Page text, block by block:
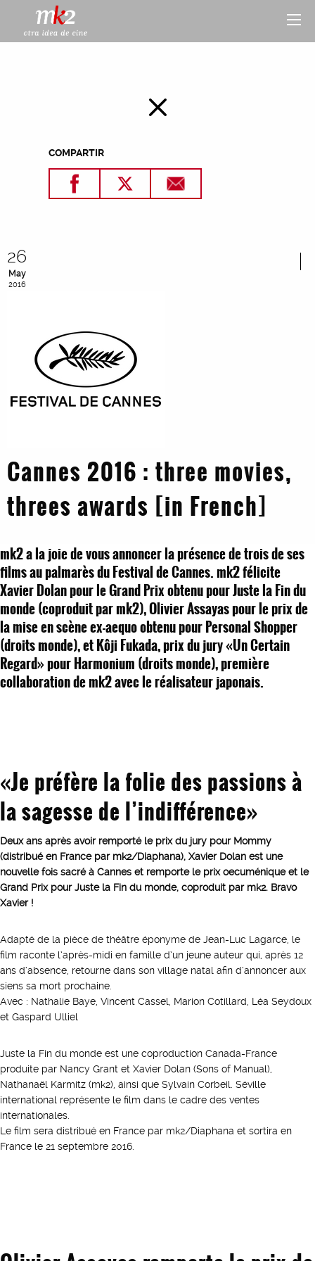
COMPARTIR
26
May
2016
Cannes 2016 : three movies,
threes awards [in French]
mk2 a la joie de vous annoncer la présence de trois de ses
films au palmarès du Festival de Cannes. mk2 félicite
Xavier Dolan pour le Grand Prix obtenu pour Juste la Fin du
monde (coproduit par mk2), Olivier Assayas pour le prix de
la mise en scène ex-aequo obtenu pour Personal Shopper
(droits monde), et Kôji Fukada, prix du jury «Un Certain
Regard» pour Harmonium (droits monde), première
collaboration de mk2 avec le réalisateur japonais.
«Je préfère la folie des passions à
la sagesse de l’indifférence»
Deux ans après avoir remporté le prix du jury pour Mommy
(distribué en France par mk2/Diaphana), Xavier Dolan est une
nouvelle fois sacré à Cannes et remporte le prix oecuménique et le
Grand Prix pour Juste la Fin du monde, coproduit par mk2. Bravo
Xavier !
Adapté de la pièce de théâtre éponyme de Jean-Luc Lagarce, le
film raconte l’après-midi en famille d’un jeune auteur qui, après 12
ans d’absence, retourne dans son village natal afin d’annoncer aux
siens sa mort prochaine.
Avec : Nathalie Baye, Vincent Cassel, Marion Cotillard, Léa Seydoux
et Gaspard Ulliel
Juste la Fin du monde est une coproduction Canada-France
produite par Nancy Grant et Xavier Dolan (Sons of Manual),
Nathanaël Karmitz (mk2), ainsi que Sylvain Corbeil. Séville
international représente le film dans le cadre des ventes
internationales.
Le film sera distribué en France par mk2/Diaphana et sortira en
France le 21 septembre 2016.